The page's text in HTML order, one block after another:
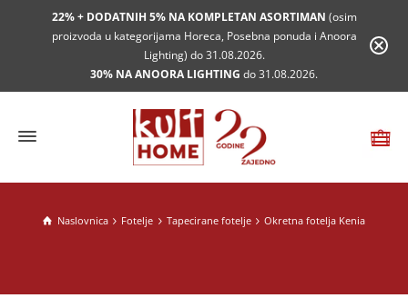
22% + DODATNIH 5% NA KOMPLETAN ASORTIMAN (osim
proizvoda u kategorijama Horeca, Posebna ponuda i Anoora
Lighting) do 31.08.2026.
30% NA ANOORA LIGHTING do 31.08.2026.
Naslovnica Fotelje Tapecirane fotelje Okretna fotelja Kenia